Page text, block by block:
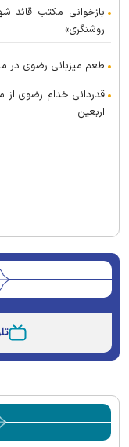
بازخوانی مکتب
روشنگری»
طعم میزبانی رضوی در
قدردانی خدام رضوی از
اربعین